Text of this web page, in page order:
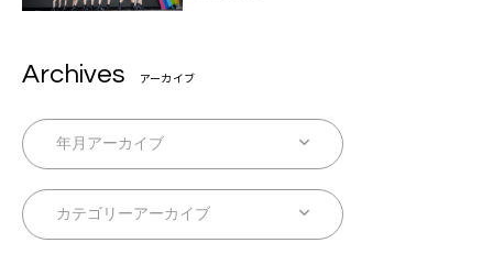
Archives アーカイブ